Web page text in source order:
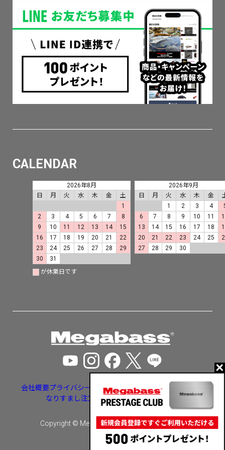
CALENDAR
2026年8月
日
月 火 水 木 金
土
1
2
3 4 5 6 7
8
9
10 11 12 13 14
15
16
17 18 19 20 21
22
23
24 25 26 27 28
29
30
31
2026年9月
日
月 火 水 木 金
1
2 3 4
6
7 8 9 10 11
13
14 15 16 17 18
20
21 22 23 24 25
27
28 29 30
が休業日です
会社概要プライバシーポリシー特定商取引法に基づく表示
なりすまし注文・いたずら注文等への対応
Copyright © Megabass inc. All rights reserved.